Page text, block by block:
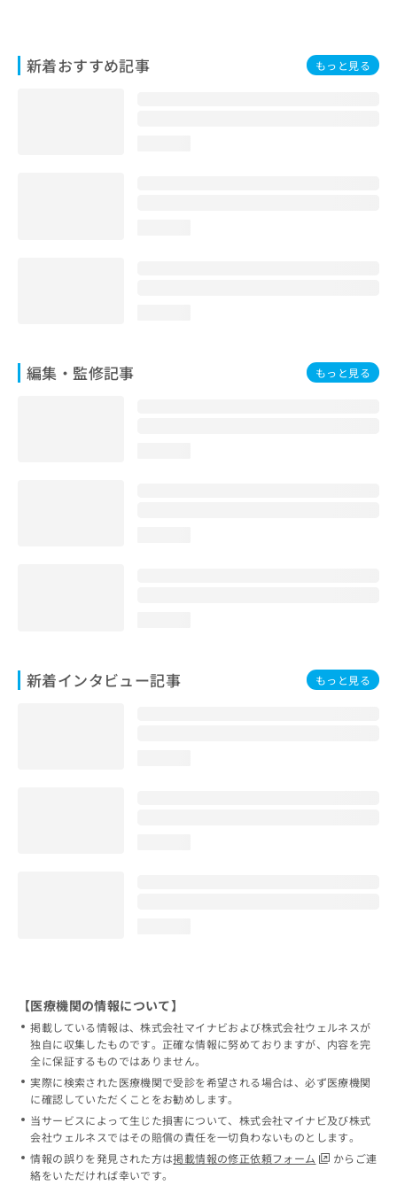
新着おすすめ記事 もっと見る
編集・監修記事 もっと見る
新着インタビュー記事 もっと見る
合
【医療機関の情報について】
掲載している情報は、株式会社マイナビおよび株式会社ウェルネスが
独自に収集したものです。正確な情報に努めておりますが、内容を完
全に保証するものではありません。
実際に検索された医療機関で受診を希望される場合は、必ず医療機関
に確認していただくことをお勧めします。
当サービスによって生じた損害について、株式会社マイナビ及び株式
会社ウェルネスではその賠償の責任を一切負わないものとします。
情報の誤りを発見された方は掲載情報の修正依頼フォーム
からご連
絡をいただければ幸いです。